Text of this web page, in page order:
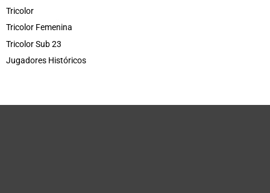
Tricolor
Tricolor Femenina
Tricolor Sub 23
Jugadores Históricos